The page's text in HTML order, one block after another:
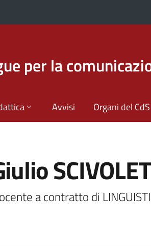
per la
Avvisi Organi del CdS
a contratto di